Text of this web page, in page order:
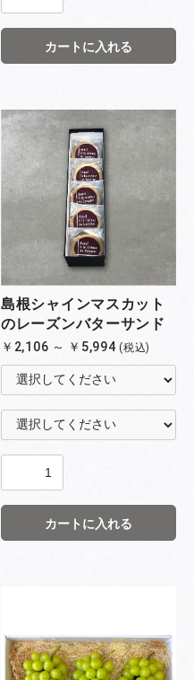
カートに入れる
島根シャインマスカット
のレーズンバターサンド
￥2,106 ～ ￥5,994 (税込)
カートに入れる
カートへ進む